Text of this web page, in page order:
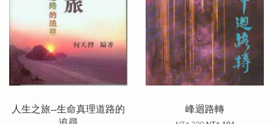
人生之旅--生命真理道路的
峰迴路轉